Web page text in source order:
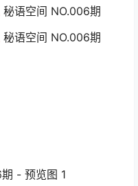
秘语空间 NO.006期
秘语空间 NO.006期